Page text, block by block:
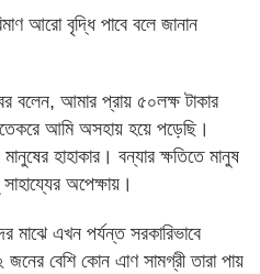
আরো বৃদ্ধি পাবে বলে জানান
বলেন, আমার প্রায় ৫০লক্ষ টাকার
আমি অসহায় হয়ে পড়েছি।
হাহাকার। বন্যার ক্ষতিতে মানুষ
অপেক্ষায়।
মাঝে এখন পর্যন্ত সরকারিভাবে
বেশি কোন এাণ সামগ্রী তারা পায়